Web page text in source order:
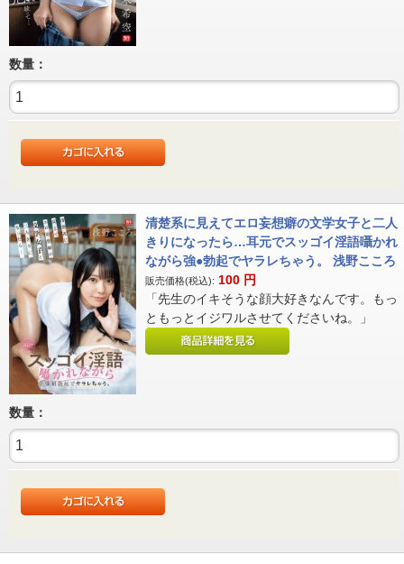
数量：
清楚系に見えてエロ妄想癖の文学女子と二人
きりになったら…耳元でスッゴイ淫語囁かれ
ながら強●勃起でヤラレちゃう。 浅野こころ
販売価格(税込): 100 円
「先生のイキそうな顔大好きなんです。もっ
ともっとイジワルさせてくださいね。」
数量：